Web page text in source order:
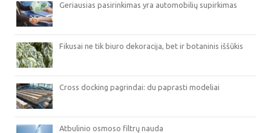
Geriausias pasirinkimas yra automobilių supirkimas
Fikusai ne tik biuro dekoracija, bet ir botaninis iššūkis
Cross docking pagrindai: du paprasti modeliai
Atbulinio osmoso filtrų nauda